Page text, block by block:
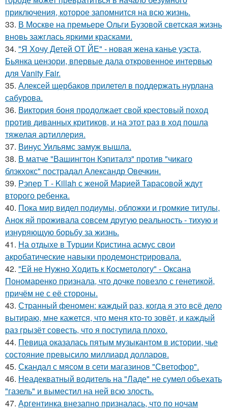
приключения, которое запомнится на всю жизнь.
33. В Москве на премьере Ольги Бузовой светская жизнь
вновь зажглась яркими красками.
34. "Я Хочу Детей ОТ ЙЕ" - новая жена канье уэста,
Бьянка цензори, впервые дала откровенное интервью
для Vanity Fair.
35. Алексей щербаков прилетел в поддержать нурлана
сабурова.
36. Виктория боня продолжает свой крестовый поход
против диванных критиков, и на этот раз в ход пошла
тяжелая артиллерия.
37. Винус Уильямс замуж вышла.
38. В матче "Вашингтон Кэпиталз" против "чикаго
блэкхокс" пострадал Александр Овечкин.
39. Рэпер T - Killah с женой Марией Тарасовой ждут
второго ребенка.
40. Пока мир видел подиумы, обложки и громкие титулы,
Анок яй проживала совсем другую реальность - тихую и
изнуряющую борьбу за жизнь.
41. На отдыхе в Турции Кристина асмус свои
акробатические навыки продемонстрировала.
42. "Ей не Нужно Ходить к Косметологу" - Оксана
Пономаренко признала, что дочке повезло с генетикой,
причём не с её стороны.
43. Странный феномен: каждый раз, когда я это всё дело
вытираю, мне кажется, что меня кто-то зовёт, и каждый
раз грызёт совесть, что я поступила плохо.
44. Певица оказалась пятым музыкантом в истории, чье
состояние превысило миллиард долларов.
45. Скандал с мясом в сети магазинов "Светофор".
46. Неадекватный водитель на "Ладе" не сумел объехать
"газель" и выместил на ней всю злость.
47. Аргентинка внезапно призналась, что по ночам